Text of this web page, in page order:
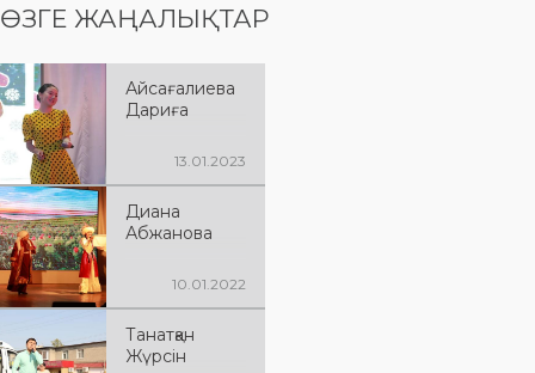
ӨЗГЕ ЖАҢАЛЫҚТАР
Айсағалиева
Дариға
13.01.2023
Диана
Абжанова
10.01.2022
Танатқан
Жүрсін